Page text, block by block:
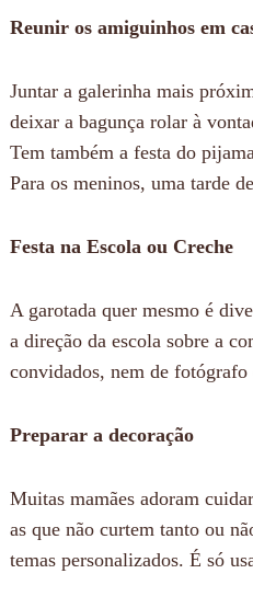
Reunir os amiguinhos em
Juntar a galerinha mais
deixar a bagunça rolar à
Tem também a festa do
Para os meninos, uma tarde
Festa na Escola ou Creche
A garotada quer mesmo é
a direção da escola sobre a
convidados, nem de fotógrafo
Preparar a decoração
Muitas mamães adoram
as que não curtem tanto ou
temas personalizados. É só